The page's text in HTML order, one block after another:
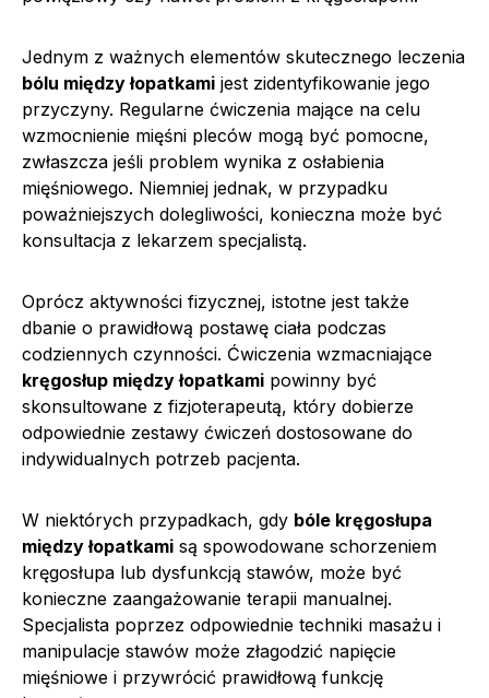
Jednym z ważnych elementów skutecznego leczenia
bólu między łopatkami jest zidentyfikowanie jego
przyczyny. Regularne ćwiczenia mające na celu
wzmocnienie mięśni pleców mogą być pomocne,
zwłaszcza jeśli problem wynika z osłabienia
mięśniowego. Niemniej jednak, w przypadku
poważniejszych dolegliwości, konieczna może być
konsultacja z lekarzem specjalistą.
Oprócz aktywności fizycznej, istotne jest także
dbanie o prawidłową postawę ciała podczas
codziennych czynności. Ćwiczenia wzmacniające
kręgosłup między łopatkami powinny być
skonsultowane z fizjoterapeutą, który dobierze
odpowiednie zestawy ćwiczeń dostosowane do
indywidualnych potrzeb pacjenta.
W niektórych przypadkach, gdy bóle kręgosłupa
między łopatkami są spowodowane schorzeniem
kręgosłupa lub dysfunkcją stawów, może być
konieczne zaangażowanie terapii manualnej.
Specjalista poprzez odpowiednie techniki masażu i
manipulacje stawów może złagodzić napięcie
mięśniowe i przywrócić prawidłową funkcję